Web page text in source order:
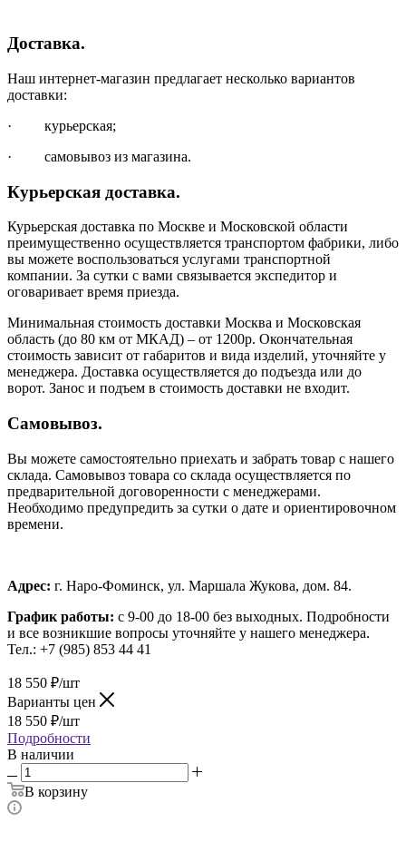
Доставка.
Наш интернет-магазин предлагает несколько вариантов
доставки:
· курьерская;
· самовывоз из магазина.
Курьерская доставка.
Курьерская доставка по Москве и Московской области
преимущественно осуществляется транспортом фабрики, либо
вы можете воспользоваться услугами транспортной
компании. За сутки с вами связывается экспедитор и
оговаривает время приезда.
Минимальная стоимость доставки Москва и Московская
область (до 80 км от МКАД) – от 1200р. Окончательная
стоимость зависит от габаритов и вида изделий, уточняйте у
менеджера. Доставка осуществляется до подъезда или до
ворот. Занос и подъем в стоимость доставки не входит.
Самовывоз.
Вы можете самостоятельно приехать и забрать товар с нашего
склада. Самовывоз товара со склада осуществляется по
предварительной договоренности с менеджерами.
Необходимо предупредить за сутки о дате и ориентировочном
времени.
Адрес: г. Наро-Фоминск, ул. Маршала Жукова, дом. 84.
График работы: с 9-00 до 18-00 без выходных. Подробности
и все возникшие вопросы уточняйте у нашего менеджера.
Тел.: +7 (985) 853 44 41
18 550 ₽/шт
Варианты цен
18 550 ₽/шт
Подробности
В наличии
В корзину